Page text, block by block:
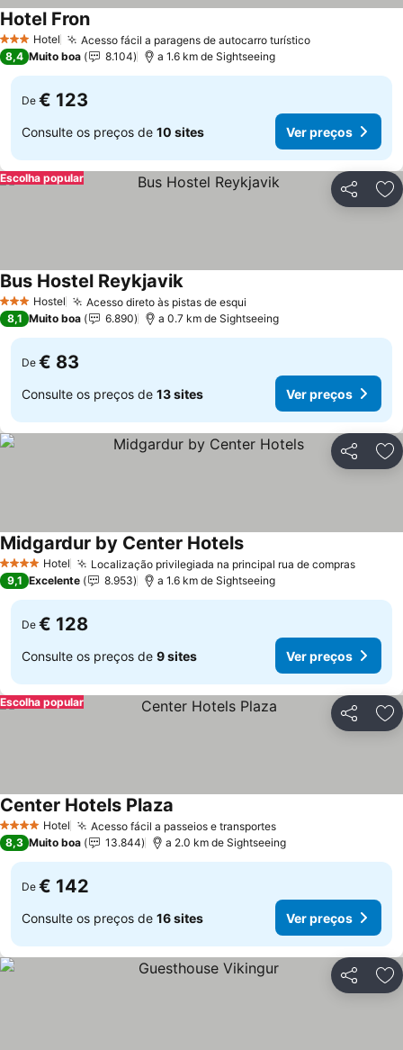
3 EstrelasHotel Acesso fácil a paragens de autocarro turístico
Hotel Fron
8,4 Muito boa 8.104 a 1.6 km de Sightseeing
De € 123
Consulte os preços de 10 sites Ver preços
Partilhar
Escolha popular
3 EstrelasHostel Acesso direto às pistas de esqui
Bus Hostel Reykjavik
8,1 Muito boa 6.890 a 0.7 km de Sightseeing
De € 83
Consulte os preços de 13 sites Ver preços
Partilhar
4 EstrelasHotel Localização privilegiada na principal rua de compras
Midgardur by Center Hotels
9,1 Excelente 8.953 a 1.6 km de Sightseeing
De € 128
Consulte os preços de 9 sites Ver preços
Partilhar
Escolha popular
4 EstrelasHotel Acesso fácil a passeios e transportes
Center Hotels Plaza
8,3 Muito boa 13.844 a 2.0 km de Sightseeing
De € 142
Consulte os preços de 16 sites Ver preços
Partilhar